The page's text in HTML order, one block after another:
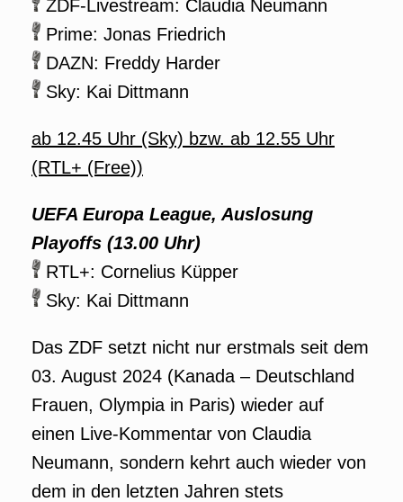
ZDF-Livestream: Claudia Neumann
Prime: Jonas Friedrich
DAZN: Freddy Harder
Sky: Kai Dittmann
ab 12.45 Uhr (Sky) bzw. ab 12.55 Uhr
(RTL+ (Free))
UEFA Europa League, Auslosung
Playoffs (13.00 Uhr)
RTL+: Cornelius Küpper
Sky: Kai Dittmann
Das ZDF setzt nicht nur erstmals seit dem
03. August 2024 (Kanada – Deutschland
Frauen, Olympia in Paris) wieder auf
einen Live-Kommentar von Claudia
Neumann, sondern kehrt auch wieder von
dem in den letzten Jahren stets